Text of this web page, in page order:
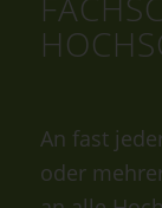
An fast
oder